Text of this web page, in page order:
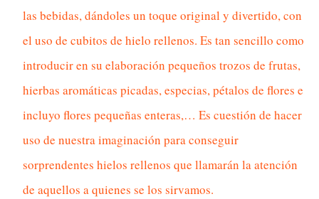
las bebidas, dándoles un toque original y divertido, con
el uso de cubitos de hielo rellenos. Es tan sencillo como
introducir en su elaboración pequeños trozos de frutas,
hierbas aromáticas picadas, especias, pétalos de flores e
incluyo flores pequeñas enteras,… Es cuestión de hacer
uso de nuestra imaginación para conseguir
sorprendentes hielos rellenos que llamarán la atención
de aquellos a quienes se los sirvamos.